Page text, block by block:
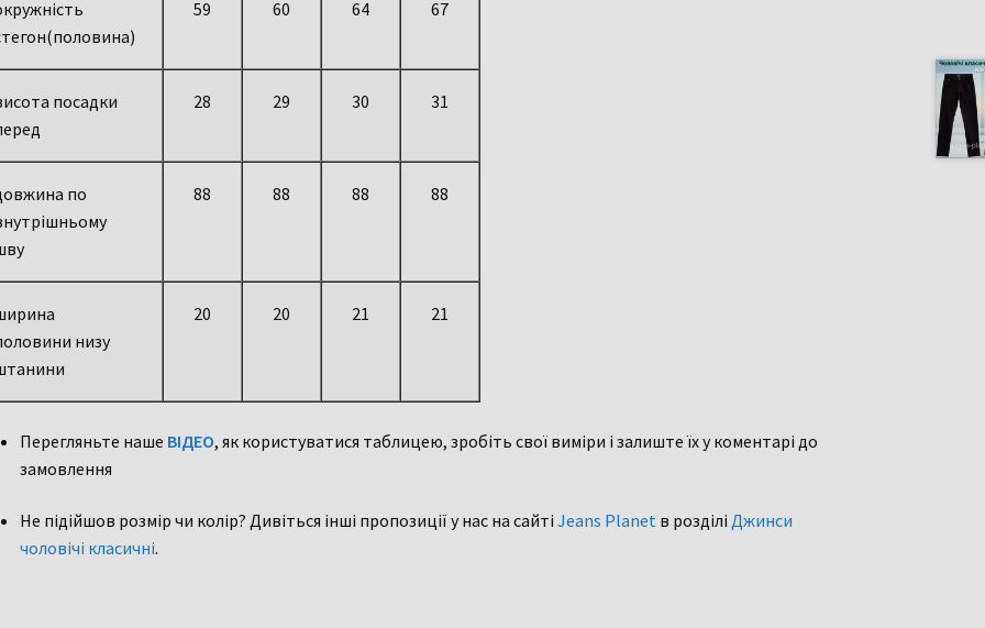
59 60 64 67
посадки
28 29 30 31
по
88 88 88 88
низу
20 20 21 21
Перегляньте наше ВІДЕО, як користуватися таблицею, зробіть свої виміри і залиште їх у коментарі до
замовлення
Не підійшов розмір чи колір? Дивіться інші пропозиції у нас на сайті Jeans Planet в розділі Джинси
чоловічі класичні.